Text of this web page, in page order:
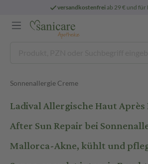
versandkostenfreiab 29 € und für
Sonnenallergie Creme
Ladival Allergische Haut
After Sun Repair bei
Mallorca-Akne, kühlt und